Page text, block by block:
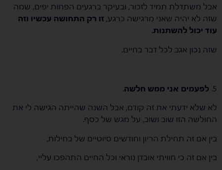
אבל משתדלת תמיד לזכור, ובעיקר ברגעים הפחות יפים, שמה
שזה לא יהיה שאני מרגישה כרגע, זו רק התחושה עכשיו וזה
עוד יכול להשתנות.
שזה נכון אגב לכל דבר בחיים.
5. לפעמים אני ממש חלשה.
לא שלא ידעתי את זה קודם, אבל השנה שהייתה הגישה לי את
החולשה הזו שוב ושוב, על מגש של כסף.
בין אם זה תחילת הריון וחודשים סיוטיים של בחילות,
בין אם זה כי חוויתי אובדן נוראי וכל החיים התהפכו עליי,